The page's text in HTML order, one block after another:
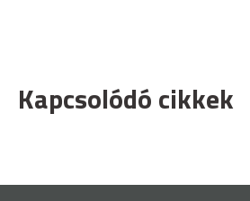
Kapcsolódó cikkek